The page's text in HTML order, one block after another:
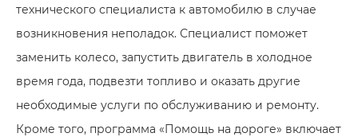
технического специалиста к автомобилю в случае
возникновения неполадок. Специалист поможет
заменить колесо, запустить двигатель в холодное
время года, подвезти топливо и оказать другие
необходимые услуги по обслуживанию и ремонту.
Кроме того, программа «Помощь на дороге» включает